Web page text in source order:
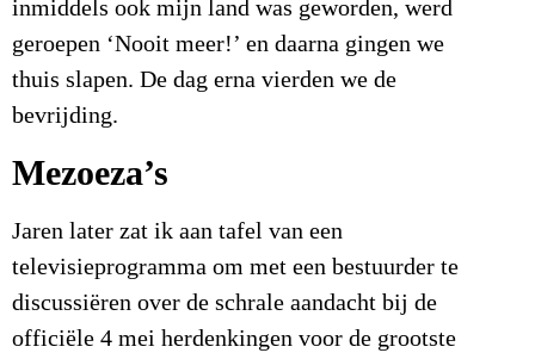
inmiddels ook mijn land was geworden, werd
geroepen ‘Nooit meer!’ en daarna gingen we
thuis slapen. De dag erna vierden we de
bevrijding.
Mezoeza’s
Jaren later zat ik aan tafel van een
televisieprogramma om met een bestuurder te
discussiëren over de schrale aandacht bij de
officiële 4 mei herdenkingen voor de grootste